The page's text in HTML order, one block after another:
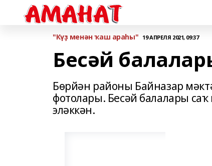
"Күҙ менән ҡаш араһы" 19 АПРЕЛЯ 2021, 09:37
Бесәй
Бөрйән районы Байназар
фотолары. Бесәй балалары
эләккән.